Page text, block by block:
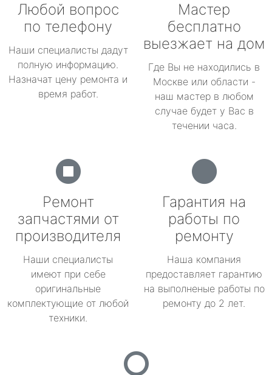
Любой вопрос
по телефону
Наши специалисты дадут
полную информацию.
Назначат цену ремонта и
время работ.
Мастер
бесплатно
выезжает на дом
Где Вы не находились в
Москве или области -
наш мастер в любом
случае будет у Вас в
течении часа.
Ремонт
запчастями от
производителя
Наши специалисты
имеют при себе
оригинальные
комплектующие от любой
техники.
Гарантия на
работы по
ремонту
Наша компания
предоставляет гарантию
на выполненые работы по
ремонту до 2 лет.